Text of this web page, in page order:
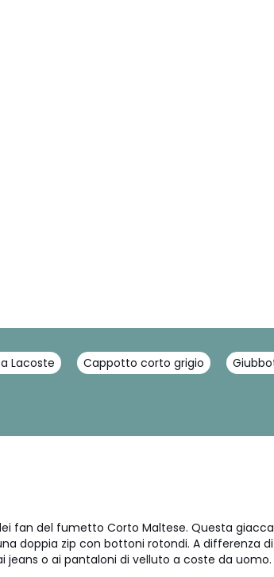
Lacoste Cappotto corto grigio
fan del fumetto Corto Maltese. Questa
doppia zip con bottoni rotondi. A differenza
o ai pantaloni di velluto a coste da uomo.